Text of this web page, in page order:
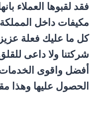
فقد لقبوها العملاء
مكيفات داخل
كل ما عليك فعلة
شركتنا ولا داعى
أفضل واقوى
الحصول عليها وهذا